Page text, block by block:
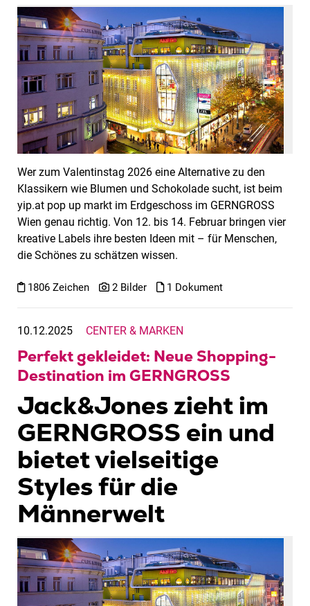
Wer zum Valentinstag 2026 eine Alternative zu den
Klassikern wie Blumen und Schokolade sucht, ist beim
yip.at pop up markt im Erdgeschoss im GERNGROSS
Wien genau richtig. Von 12. bis 14. Februar bringen vier
kreative Labels ihre besten Ideen mit – für Menschen,
die Schönes zu schätzen wissen.
1806 Zeichen 2 Bilder 1 Dokument
10.12.2025 CENTER & MARKEN
Perfekt gekleidet: Neue Shopping-
Destination im GERNGROSS
Jack&Jones zieht im
GERNGROSS ein und
bietet vielseitige
Styles für die
Männerwelt